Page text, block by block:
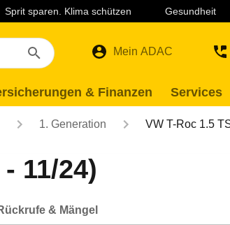
Sprit sparen. Klima schützen Gesundheit
Mein ADAC
& Finanzen Services
1. Generation VW T-Roc 1.5
11/24)
& Mängel